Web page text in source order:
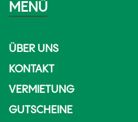
MENÜ
ÜBER UNS
KONTAKT
VERMIETUNG
GUTSCHEINE